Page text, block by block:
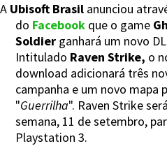
A Ubisoft Brasil anunciou
do Facebook que o game
Soldier ganhará um novo
Intitulado Raven Strike, o
download adicionará três
campanha e um novo mapa
"Guerrilha". Raven Strike
semana, 11 de setembro,
Playstation 3.